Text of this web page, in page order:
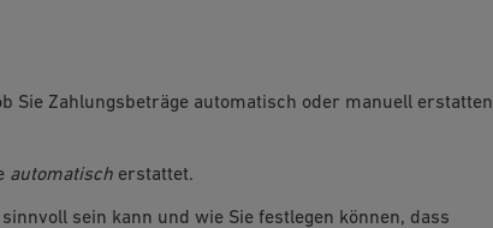
Sie Zahlungsbeträge automatisch oder manuell erstatten
automatischerstattet.
sein kann und wie Sie festlegen können, dass